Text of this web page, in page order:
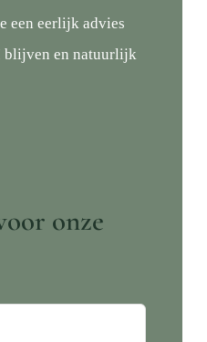
een eerlijk advies
en natuurlijk
onze